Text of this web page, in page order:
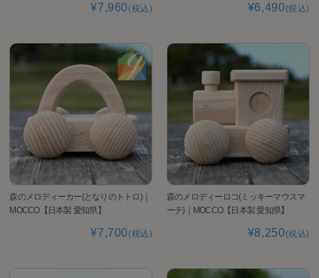
¥7,960(税込) ¥6,490(税込)
森のメロディーカー(となりのトトロ)｜
MOCCO【日本製 愛知県】
¥7,700(税込)
森のメロディーロコ(ミッキーマウスマ
ーチ)｜MOCCO【日本製 愛知県】
¥8,250(税込)